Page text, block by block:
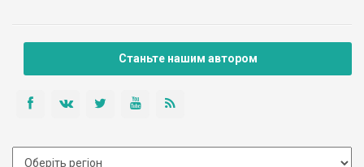
Станьте нашим автором